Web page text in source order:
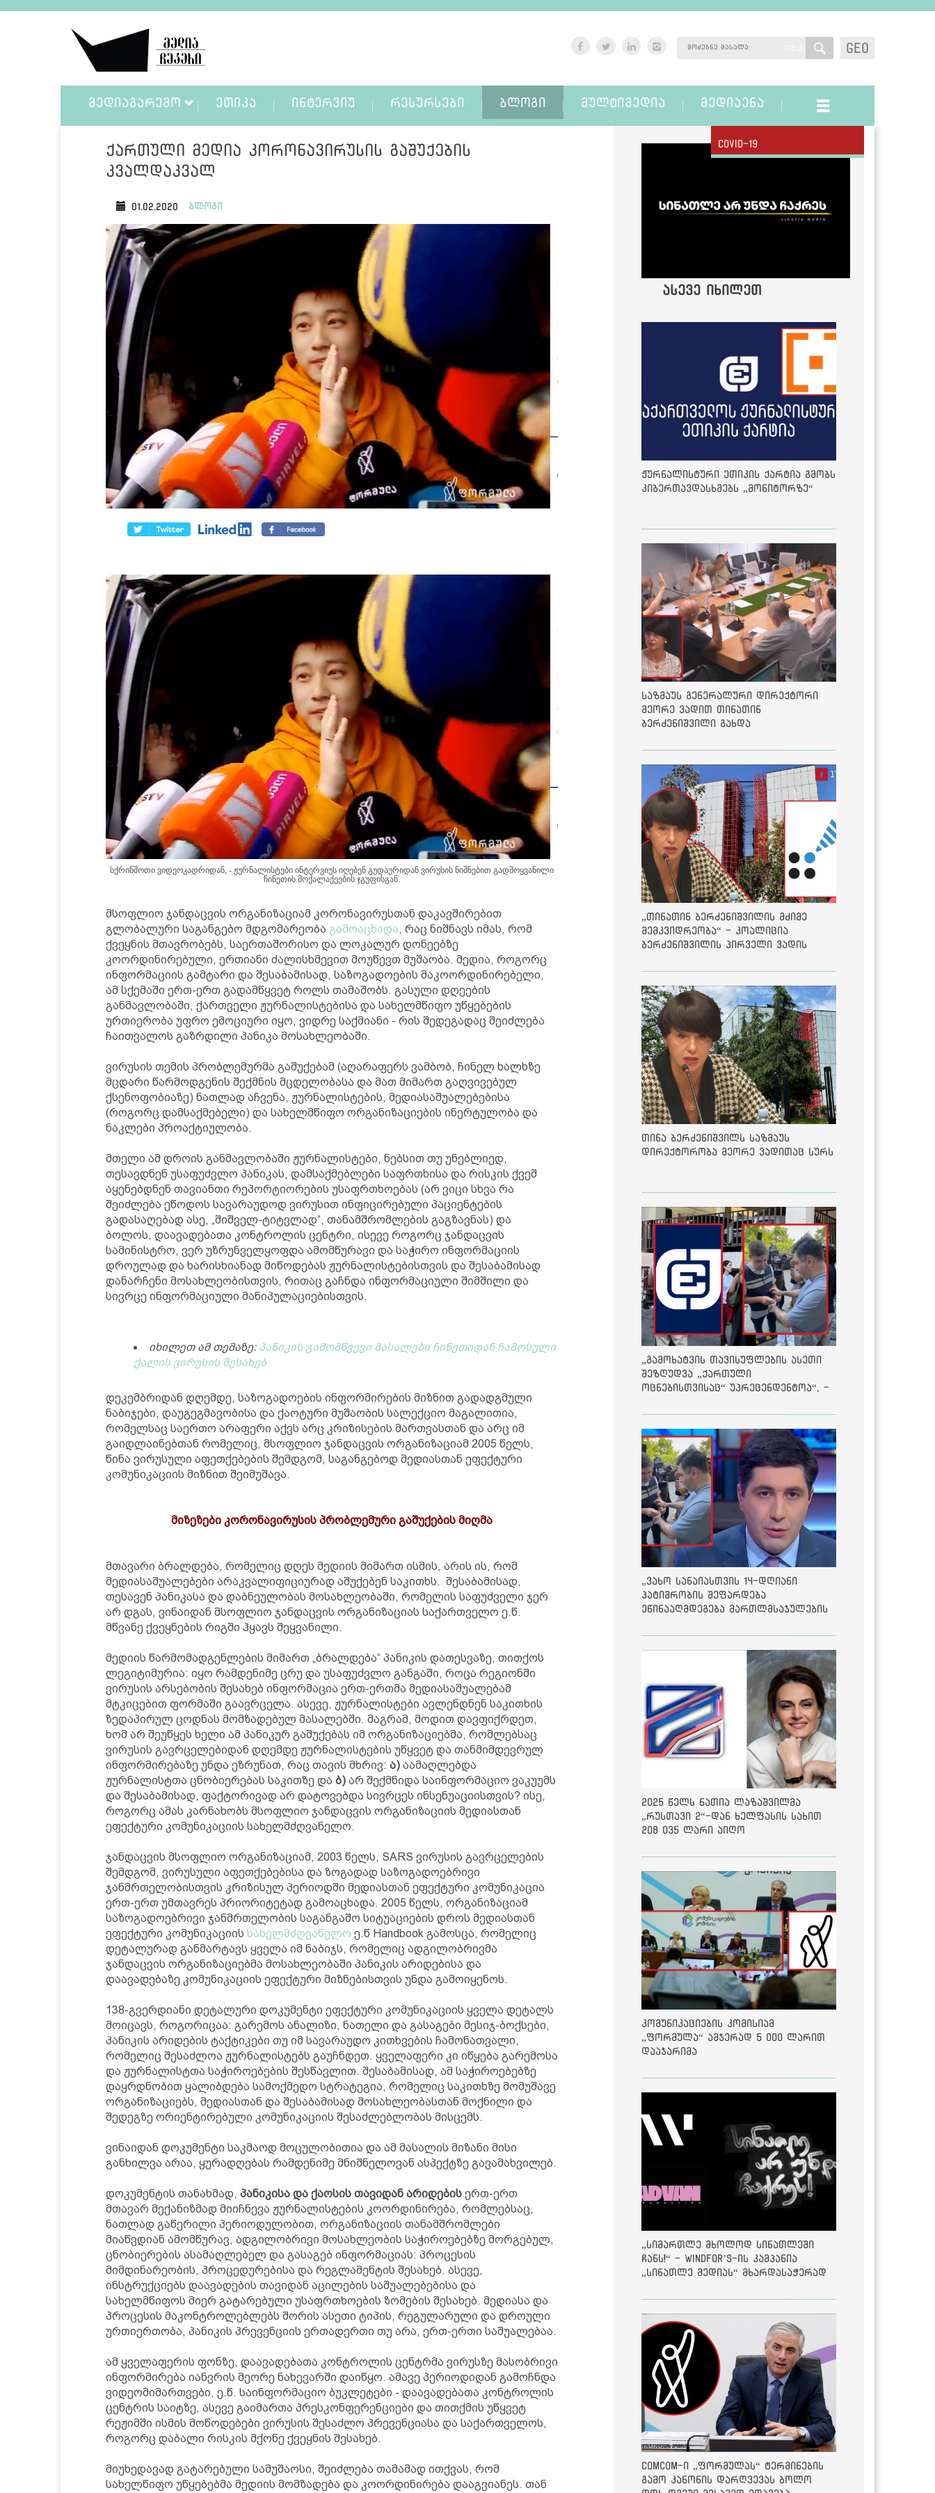
GEO
ᲛᲔᲓᲘᲐᲒᲐᲠᲔᲛᲝ ᲔᲗᲘᲙᲐ ᲘᲜᲢᲔᲠᲕᲘᲣ ᲠᲔᲡᲣᲠᲡᲔᲑᲘ ᲑᲚᲝᲒᲘ ᲛᲣᲚᲢᲘᲛᲔᲓᲘᲐ ᲛᲔᲓᲘᲐᲔᲜᲐ
Covid-19
ქართული მედია კორონავირუსის გაშუქების
კვალდაკვალ
01.02.2020 ბლოგი
სქრინშოთი ვიდეოკადრიდან, - ჟურნალისტები ინტერვიუს იღებენ გუდაურიდან ვირუსის ნიშნებით გადმოყვანილი
ჩინეთის მოქალაქეების ჯგუფისგან.
მსოფლიო ჯანდაცვის ორგანიზაციამ კორონავირუსთან დაკავშირებით
გლობალური საგანგებო მდგომარეობა გამოაცხადა, რაც ნიშნავს იმას, რომ
ქვეყნის მთავრობებს, საერთაშორისო და ლოკალურ დონეებზე
კოორდინირებული, ერთიანი ძალისხმევით მოუწევთ მუშაობა. მედია, როგორც
ინფორმაციის გამტარი და შესაბამისად, საზოგადოების მაკოორდინირებელი,
ამ სქემაში ერთ-ერთ გადამწყვეტ როლს თამაშობს. გასული დღეების
განმავლობაში, ქართველი ჟურნალისტებისა და სახელმწიფო უწყებების
ურთიერობა უფრო ემოციური იყო, ვიდრე საქმიანი - რის შედეგადაც შეიძლება
ჩაითვალოს გაზრდილი პანიკა მოსახლეობაში.
ვირუსის თემის პრობლემურმა გაშუქებამ (აღარაფერს ვამბობ, ჩინელ ხალხზე
მცდარი წარმოდგენის შექმნის მცდელობასა და მათ მიმართ გაღვივებულ
ქსენოფობიაზე) ნათლად აჩვენა, ჟურნალისტების, მედიასაშუალებებისა
(როგორც დამსაქმებელი) და სახელმწიფო ორგანიზაციების ინერტულობა და
ნაკლები პროაქტიულობა.
მთელი ამ დროის განმავლობაში ჟურნალისტები, ნებსით თუ უნებლიედ,
თესავდნენ უსაფუძვლო პანიკას, დამსაქმებლები საფრთხისა და რისკის ქვეშ
აყენებდნენ თავიანთი რეპორტიორების უსაფრთხოებას (არ ვიცი სხვა რა
შეიძლება ეწოდოს სავარაუდოდ ვირუსით ინფიცირებული პაციენტების
გადასაღებად ასე, „შიშველ-ტიტვლად“, თანამშრომლების გაგზავნას) და
ბოლოს, დაავადებათა კონტროლის ცენტრი, ისევე როგორც ჯანდაცვის
სამინისტრო, ვერ უზრუნველყოფდა ამომწურავი და საჭირო ინფორმაციის
დროულად და ხარისხიანად მიწოდებას ჟურნალისტებისთვის და შესაბამისად
დანარჩენი მოსახლეობისთვის, რითაც გაჩნდა ინფორმაციული შიმშილი და
სივრცე ინფორმაციული მანიპულაციებისთვის.
იხილეთ ამ თემაზე: პანიკის გამომწვევი მასალები ჩინეთიდან ჩამოსული
ქალის ვირუსის შესახებ
დეკემბრიდან დღემდე, საზოგადოების ინფორმირების მიზნით გადადგმული
ნაბიჯები, დაუგეგმავობისა და ქაოტური მუშაობის სალექციო მაგალითია,
რომელსაც საერთო არაფერი აქვს არც კრიზისების მართვასთან და არც იმ
გაიდლაინებთან რომელიც, მსოფლიო ჯანდაცვის ორგანიზაციამ 2005 წელს,
წინა ვირუსული აფეთქებების შემდგომ, საგანგებოდ მედიასთან ეფექტური
კომუნიკაციის მიზნით შეიმუშავა.
მიზეზები კორონავირუსის პრობლემური გაშუქების მიღმა
მთავარი ბრალდება, რომელიც დღეს მედიის მიმართ ისმის, არის ის, რომ
მედიასაშუალებები არაკვალიფიციურად აშუქებენ საკითხს. შესაბამისად,
თესავენ პანიკასა და დაბნეულობას მოსახლეობაში, რომელის საფუძველი ჯერ
არ დგას, ვინაიდან მსოფლიო ჯანდაცვის ორგანიზაციას საქართველო ე.წ.
მწვანე ქვეყნების რიგში ჰყავს შეყვანილი.
მედიის წარმომადგენლების მიმართ „ბრალდება“ პანიკის დათესვაზე, თითქოს
ლეგიტიმურია: იყო რამდენიმე ცრუ და უსაფუძვლო განგაში, როცა რეგიონში
ვირუსის არსებობის შესახებ ინფორმაცია ერთ-ერთმა მედიასაშუალებამ
მტკიცებით ფორმაში გაავრცელა. ასევე, ჟურნალისტები ავლენდნენ საკითხის
ზედაპირულ ცოდნას მომზადებულ მასალებში. მაგრამ, მოდით დავფიქრდეთ,
ხომ არ შეუწყეს ხელი ამ პანიკურ გაშუქებას იმ ორგანიზაციებმა, რომლებსაც
ვირუსის გავრცელებიდან დღემდე ჟურნალისტების უწყვეტ და თანმიმდევრულ
ინფორმირებაზე უნდა ეზრუნათ, რაც თავის მხრივ: ა) აამაღლებდა
ჟურნალისტთა ცნობიერებას საკითზე და ბ) არ შექმნიდა საინფორმაციო ვაკუუმს
და შესაბამისად, ფაქტორივად არ დატოვებდა სივრცეს ინსენუაციისთვის? ისე,
როგორც ამას კარნახობს მსოფლიო ჯანდაცვის ორგანიზაციის მედიასთან
ეფექტური კომუნიკაციის სახელმძღვანელო.
ჯანდაცვის მსოფლიო ორგანიზაციამ, 2003 წელს, SARS ვირუსის გავრცელების
შემდგომ, ვირუსული აფეთქებებისა და ზოგადად საზოგადოებრივი
ჯანმრთელობისთვის კრიზისულ პერიოდში მედიასთან ეფექტური კომუნიკაცია
ერთ-ერთ უმთავრეს პრიორიტეტად გამოაცხადა. 2005 წელს, ორგანიზაციამ
საზოგადოებრივი ჯანმრთელობის საგანგაშო სიტუაციების დროს მედიასთან
ეფექტური კომუნიკაციის სახელმძღვანელო ე.წ Handbook გამოსცა, რომელიც
დეტალურად განმარტავს ყველა იმ ნაბიჯს, რომელიც ადგილობრივმა
ჯანდაცვის ორგანიზაციებმა მოსახლეობაში პანიკის არიდებისა და
დაავადებაზე კომუნიკაციის ეფექტური მიზნებისთვის უნდა გამოიყენოს.
138-გვერდიანი დეტალური დოკუმენტი ეფექტური კომუნიკაციის ყველა დეტალს
მოიცავს, როგორიცაა: გარემოს ანალიზი, ნათელი და გასაგები მესიჯ-ბოქსები,
პანიკის არიდების ტაქტიკები თუ იმ სავარაუდო კითხვების ჩამონათვალი,
რომელიც შესაძლოა ჟურნალისტებს გაუჩნდეთ. ყველაფერი კი იწყება გარემოსა
და ჟურნალისტთა საჭიროებების შესწავლით. შესაბამისად, ამ საჭიროებებზე
დაყრდნობით ყალიბდება სამოქმედო სტრატეგია, რომელიც საკითხზე მომუშავე
ორგანიზაციებს, მედიასთან და შესაბამისად მოსახლეობასთან მოქნილი და
შედეგზე ორიენტირებული კომუნიკაციის შესაძლებლობას მისცემს.
ვინაიდან დოკუმენტი საკმაოდ მოცულობითია და ამ მასალის მიზანი მისი
განხილვა არაა, ყურადღებას რამდენიმე მნიშნელოვან ასპექტზე გავამახვილებ.
დოკუმენტის თანახმად, პანიკისა და ქაოსის თავიდან არიდების ერთ-ერთ
მთავარ მექანიზმად მიიჩნევა ჟურნალისტების კოორდინირება, რომლებსაც,
ნათლად გაწერილი პერიოდულობით, ორგანიზაციის თანამშრომლები
მიაწვდიან ამომწურავ, ადგილობრივი მოსახლეობის საჭიროებებზე მორგებულ,
ცნობიერების ასამაღლებელ და გასაგებ ინფორმაციას: პროცესის
მიმდინარეობის, პროცედურებისა და რეგლამენტის შესახებ. ასევე,
ინსტრუქციებს დაავადების თავიდან აცილების საშუალებებისა და
სახელმწიფოს მიერ გატარებული უსაფრთხოების ზომების შესახებ. მედიასა და
პროცესის მაკონტროლებლებს შორის ასეთი ტიპის, რეგულარული და დროული
ურთიერთობა, პანიკის პრევენციის ერთადერთი თუ არა, ერთ-ერთი საშუალებაა.
ამ ყველაფერის ფონზე, დაავადებათა კონტროლის ცენტრმა ვირუსზე მასობრივი
ინფორმირება იანვრის მეორე ნახევარში დაიწყო. ამავე პერიოდიდან გამოჩნდა
ვიდეომიმართვები, ე.წ. საინფორმაციო ბუკლეტები - დაავადებათა კონტროლის
ცენტრის საიტზე, ასევე გაიმართა პრესკონფერენციები და თითქმის უწყვეტ
რეჟიმში ისმის მოწოდებები ვირუსის შესაძლო პრევენციასა და საქართველოს,
როგორც დაბალი რისკის მქონე ქვეყნის შესახებ.
მიუხედავად გატარებული სამუშაოსი, შეიძლება თამამად ითქვას, რომ
სახელწიფო უწყებებმა მედიის მომზადება და კოორდინირება დააგვიანეს. თან
ასევე იხილეთ
ჟურნალისტური ეთიკის ქარტია გმობს
კიბერთავდასხმებს „მონიტორზე“
საზმაუს გენერალური დირექტორი
მეორე ვადით თინათინ
ბერძენიშვილი გახდა
„თინათინ ბერძენიშვილის მძიმე
მემკვიდრეობა“ - კოალიცია
ბერძენიშვილის პირველი ვადის
თინა ბერძენიშვილს საზმაუს
დირექტორობა მეორე ვადითაც სურს
„გამოხატვის თავისუფლების ასეთი
შეზღუდვა „ქართული
ოცნებისთვისაც“ უპრეცენდენტოა“, -
„ვახო სანაიასთვის 14-დღიანი
პატიმრობის შეფარდება
ეწინააღმდეგება მართლმსაჯულების
2025 წელს ნათია ლაზაშვილმა
„რუსთავი 2“-დან ხელფასის სახით
208 035 ლარი აიღო
კომუნიკაციების კომისიამ
„ფორმულა“ ამჯერად 5 000 ლარით
დააჯარიმა
„სიმართლე მხოლოდ სინათლეში
ჩანს!“ - Windfor’s-ის კამპანია
„სინათლე მედიას“ მხარდასაჭერად
ComCom-ი „ფორმულას“ ტერმინების
გამო კანონის დარღვევას ბოლო